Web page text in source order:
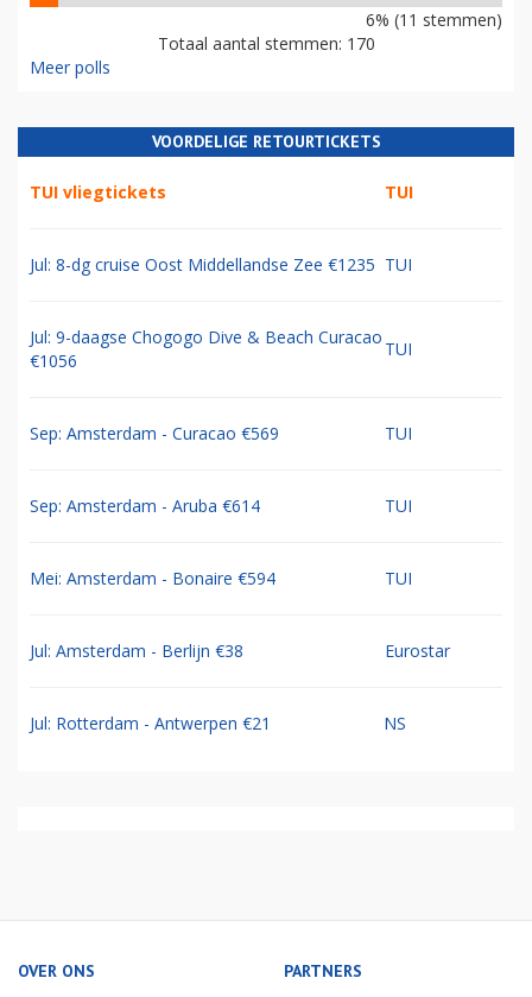
6% (11 stemmen)
Totaal aantal stemmen: 170
Meer polls
VOORDELIGE RETOURTICKETS
TUI vliegtickets TUI
Jul: 8-dg cruise Oost Middellandse Zee €1235 TUI
Jul: 9-daagse Chogogo Dive & Beach Curacao
€1056
TUI
Sep: Amsterdam - Curacao €569 TUI
Sep: Amsterdam - Aruba €614 TUI
Mei: Amsterdam - Bonaire €594 TUI
Jul: Amsterdam - Berlijn €38 Eurostar
Jul: Rotterdam - Antwerpen €21 NS
OVER ONS PARTNERS